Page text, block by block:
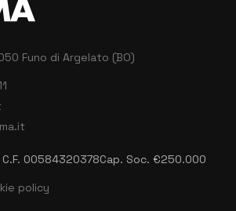
Funo di Argelato (BO)
00584320378Cap. Soc. €250.000
policy